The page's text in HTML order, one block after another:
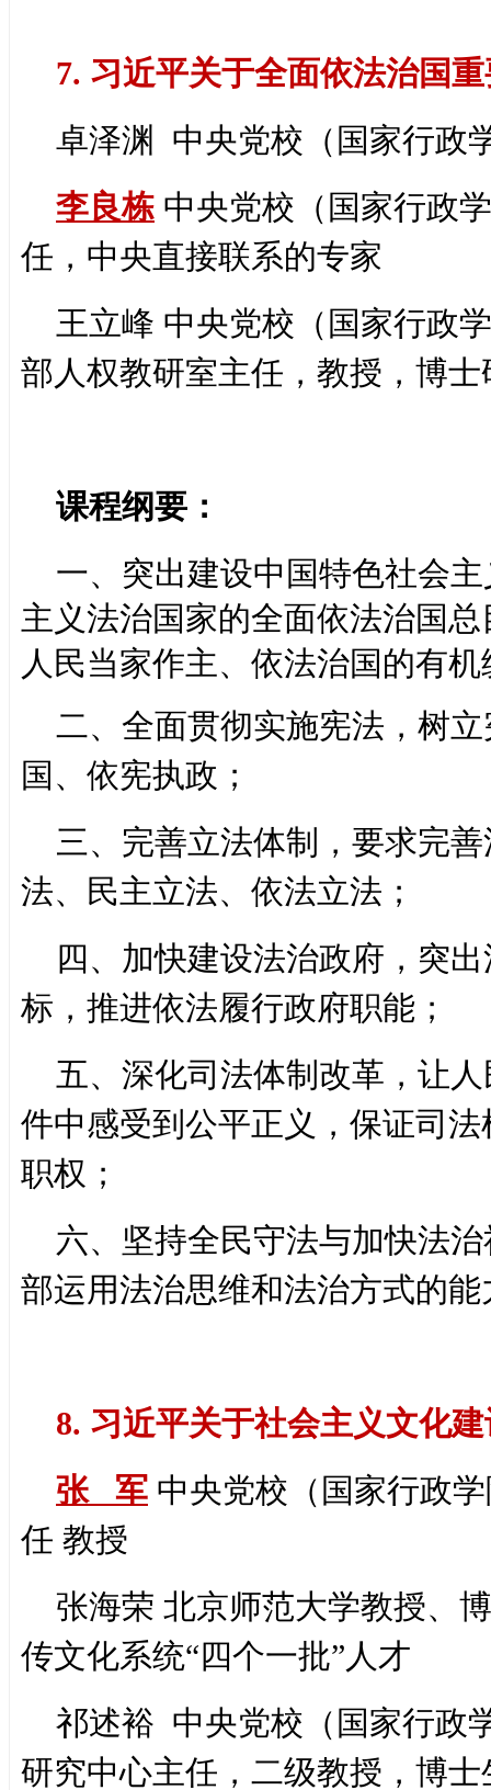
7. 习近平关于全面依法治国
卓泽渊 中央党校（国家行政
李良栋 中央党校（国家行政
任，中央直接联系的专家
王立峰 中央党校（国家行政
部人权教研室主任，教授，博
课程纲要：
一、突出建设中国特色社会
主义法治国家的全面依法治国
人民当家作主、依法治国的有机
二、全面贯彻实施宪法，树
国、依宪执政；
三、完善立法体制，要求完
法、民主立法、依法立法；
四、加快建设法治政府，突
标，推进依法履行政府职能；
五、深化司法体制改革，让
件中感受到公平正义，保证司
职权；
六、坚持全民守法与加快法
部运用法治思维和法治方式的能
8. 习近平关于社会主义文化
张 军 中央党校（国家行政
任 教授
张海荣 北京师范大学教授、
传文化系统“四个一批”人才
祁述裕 中央党校（国家行政
研究中心主任，二级教授，博